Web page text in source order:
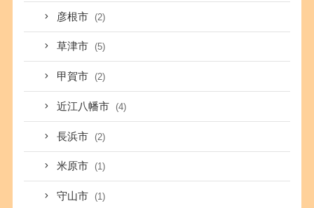
彦根市 (2)
草津市 (5)
甲賀市 (2)
近江八幡市 (4)
長浜市 (2)
米原市 (1)
守山市 (1)